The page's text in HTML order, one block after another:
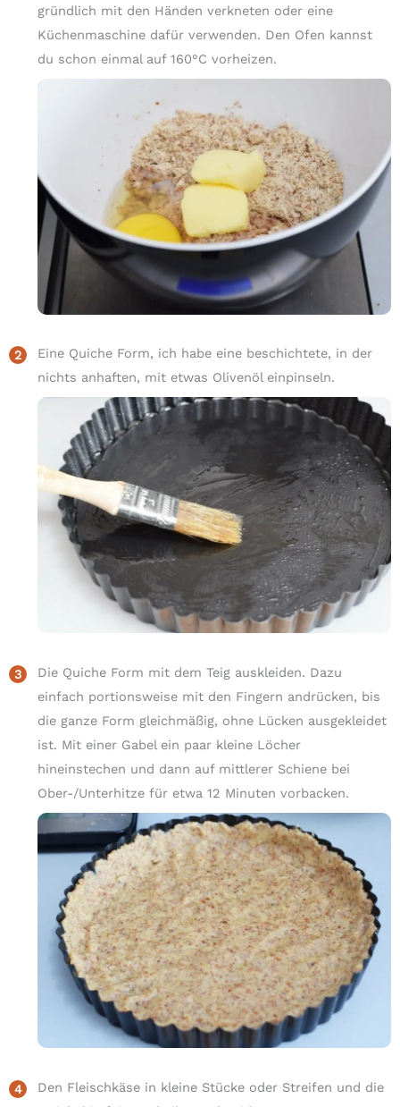
gründlich mit den Händen verkneten oder eine
Küchenmaschine dafür verwenden. Den Ofen kannst
du schon einmal auf 160°C vorheizen.
Eine Quiche Form, ich habe eine beschichtete, in der
nichts anhaften, mit etwas Olivenöl einpinseln.
Die Quiche Form mit dem Teig auskleiden. Dazu
einfach portionsweise mit den Fingern andrücken, bis
die ganze Form gleichmäßig, ohne Lücken ausgekleidet
ist. Mit einer Gabel ein paar kleine Löcher
hineinstechen und dann auf mittlerer Schiene bei
Ober-/Unterhitze für etwa 12 Minuten vorbacken.
Den Fleischkäse in kleine Stücke oder Streifen und die